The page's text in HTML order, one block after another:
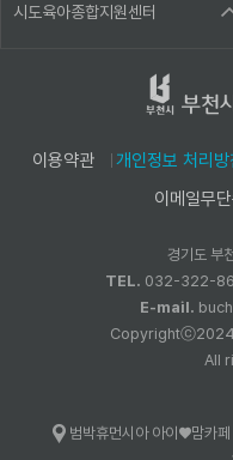
시도육아종합지원센터
이용약관 개인정보 처리방
이메일무
경기도 부
TEL. 032-322-
E-mail.
Copyrightⓒ2024
All
범박휴먼시아 아이♥맘카페